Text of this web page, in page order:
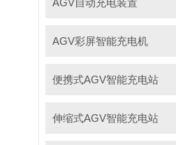
AGV自动充电装置
AGV彩屏智能充电机
便携式AGV智能充电站
伸缩式AGV智能充电站